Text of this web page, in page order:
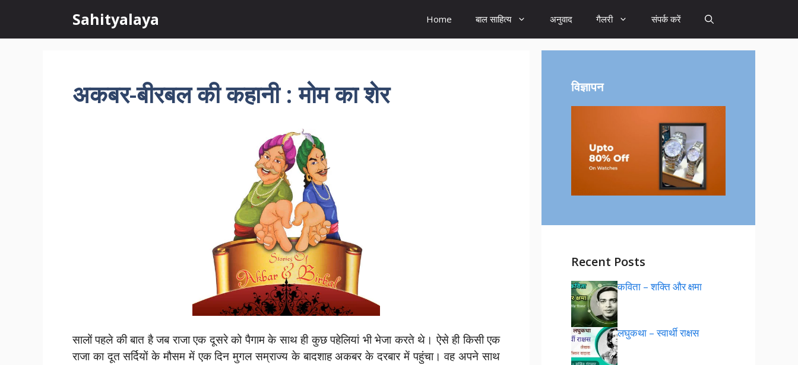
content
Sahityalaya Home बाल साहित्य अनुवाद गैलरी संपर्क करें
अकबर-बीरबल की कहानी : मोम का शेर
सालों पहले की बात है जब राजा एक दूसरे को पैगाम के साथ ही कुछ पहेलियां भी भेजा करते थे। ऐसे ही किसी एक
राजा का दूत सर्दियों के मौसम में एक दिन मुगल सम्राज्य के बादशाह अकबर के दरबार में पहुंचा। वह अपने साथ
विज्ञापन
Recent Posts
कविता – शक्ति और क्षमा
लघुकथा – स्वार्थी राक्षस